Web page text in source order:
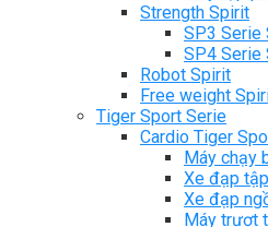
Strength Spirit
SP3 Serie
SP4 Serie
Robot Spirit
Free weight
Tiger Sport Serie
Cardio Tiger
Máy chạy
Xe đạp
Xe đạp
Máy trượt